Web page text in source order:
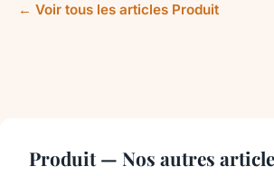
← Voir tous les articles Produit
Produit — Nos autres